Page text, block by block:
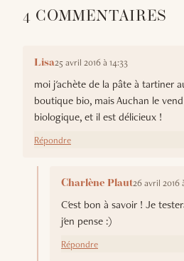
4 COMMENTAIRES
Lisa25 avril 2016 à 14:33
moi j'achète de la pâte à tartiner
boutique bio, mais Auchan le
biologique, et il est délicieux !
Répondre
Charlène Plaut26 avril 2016
C'est bon à savoir ! Je
j'en pense :)
Répondre